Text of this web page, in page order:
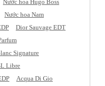
Nước hoa Hugo Boss
Nước hoa Nam
Dior Sauvage EDT
Signature
Libre
Acqua Di Gio